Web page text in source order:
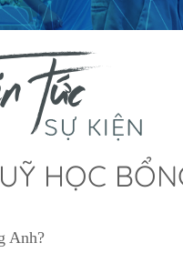
HỌC
Anh?